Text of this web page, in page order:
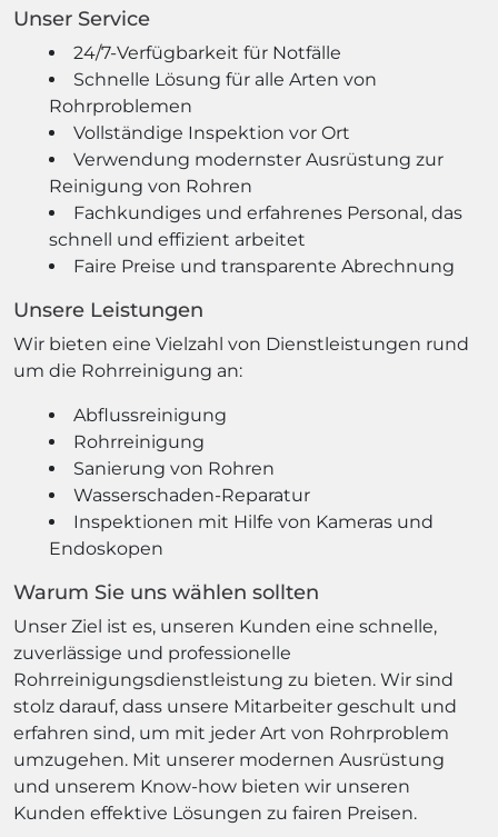
Unser Service
24/7-Verfügbarkeit für Notfälle
Schnelle Lösung für alle Arten von
Rohrproblemen
Vollständige Inspektion vor Ort
Verwendung modernster Ausrüstung zur
Reinigung von Rohren
Fachkundiges und erfahrenes Personal, das
schnell und effizient arbeitet
Faire Preise und transparente Abrechnung
Unsere Leistungen
Wir bieten eine Vielzahl von Dienstleistungen rund
um die Rohrreinigung an:
Abflussreinigung
Rohrreinigung
Sanierung von Rohren
Wasserschaden-Reparatur
Inspektionen mit Hilfe von Kameras und
Endoskopen
Warum Sie uns wählen sollten
Unser Ziel ist es, unseren Kunden eine schnelle,
zuverlässige und professionelle
Rohrreinigungsdienstleistung zu bieten. Wir sind
stolz darauf, dass unsere Mitarbeiter geschult und
erfahren sind, um mit jeder Art von Rohrproblem
umzugehen. Mit unserer modernen Ausrüstung
und unserem Know-how bieten wir unseren
Kunden effektive Lösungen zu fairen Preisen.